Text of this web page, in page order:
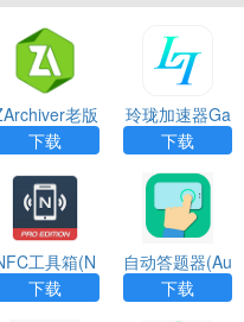
老版
本绿色下载
下载
玲珑加速器Ga
meAccelerater
app
下载
工具箱(N
FC Tools PR
O)app
下载
自动答题器(Au
to Clicker)APP
下载